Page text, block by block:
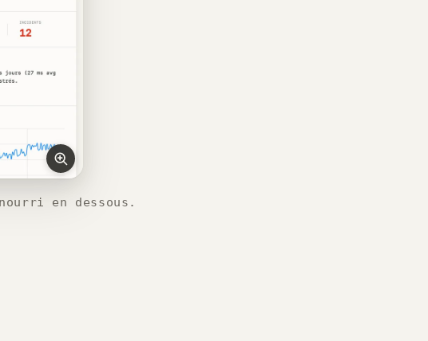
en dessous.